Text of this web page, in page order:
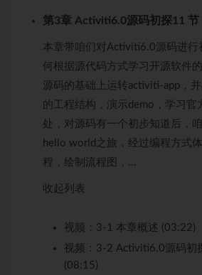
第3章 Activiti6.0源码初探11
本章带咱们对Activiti6.0源码进行
何根据源代码方式学习开源软件
源码的基础上运转activiti-app，
的工程结构，演示demo，学习官
处，对源码有一个初步知道后，
hello world之旅，经过编程方式
程，绘制流程图，…
收起列表
视频： 3-1 本章概述 (03:22)
视频： 3-2 Activiti6.0源码初
(08:15)